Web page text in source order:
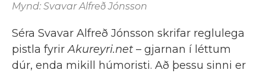
Mynd: Svavar Alfreð Jónsson
Séra Svavar Alfreð Jónsson skrifar reglulega
pistla fyrirAkureyri.net – gjarnan í léttum
dúr, enda mikill húmoristi. Að þessu sinni er